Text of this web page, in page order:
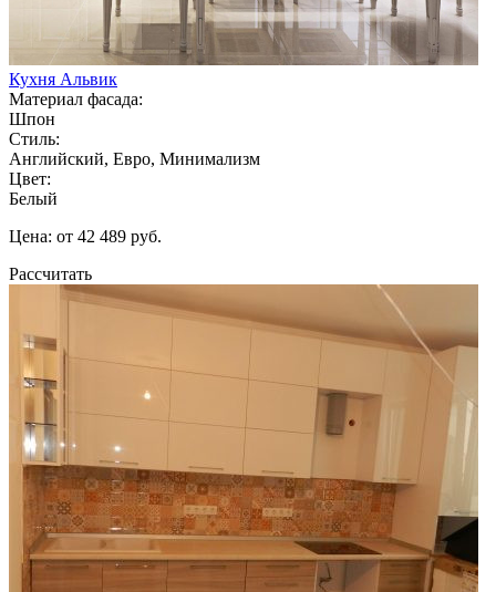
Кухня Альвик
Материал фасада:
Шпон
Стиль:
Английский, Евро, Минимализм
Цвет:
Белый
Цена: от 42 489 руб.
Рассчитать